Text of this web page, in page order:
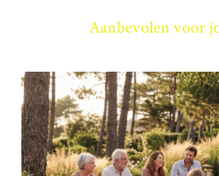
Aanbevolen voor